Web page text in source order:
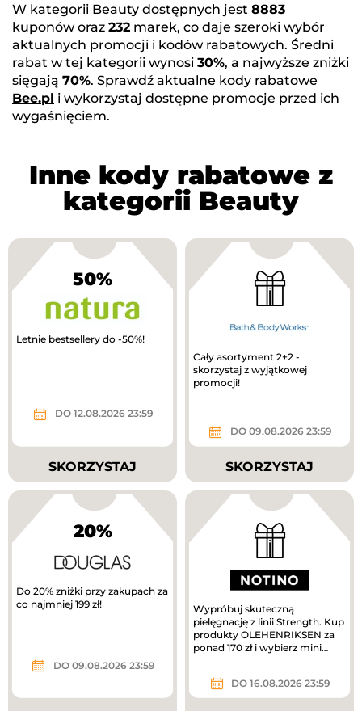
W kategorii Beauty dostępnych jest 8883
kuponów oraz 232 marek, co daje szeroki wybór
aktualnych promocji i kodów rabatowych. Średni
rabat w tej kategorii wynosi 30%, a najwyższe zniżki
sięgają 70%. Sprawdź aktualne kody rabatowe
Bee.pl i wykorzystaj dostępne promocje przed ich
wygaśnięciem.
Inne kody rabatowe z
kategorii Beauty
50%
Letnie bestsellery do -50%!
DO 12.08.2026 23:59
SKORZYSTAJ
Cały asortyment 2+2 -
skorzystaj z wyjątkowej
promocji!
DO 09.08.2026 23:59
SKORZYSTAJ
20%
Do 20% zniżki przy zakupach za
co najmniej 199 zł!
DO 09.08.2026 23:59
Wypróbuj skuteczną
pielęgnację z linii Strength. Kup
produkty OLEHENRIKSEN za
ponad 170 zł i wybierz mini
DO 16.08.2026 23:59